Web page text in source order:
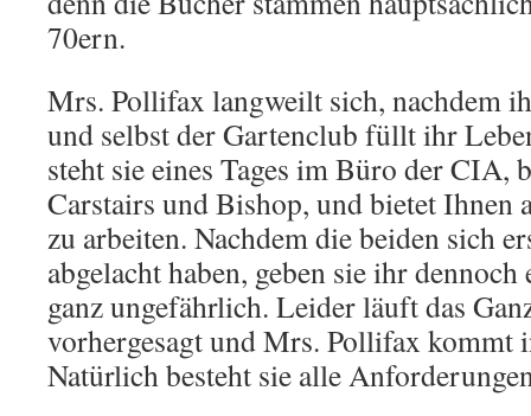
70ern.
Mrs. Pollifax langweilt sich, nachdem
und selbst der Gartenclub füllt ihr
steht sie eines Tages im Büro der CIA,
Carstairs und Bishop, und bietet Ihnen
zu arbeiten. Nachdem die beiden sich
abgelacht haben, geben sie ihr
ganz ungefährlich. Leider läuft das
vorhergesagt und Mrs. Pollifax kommt
Natürlich besteht sie alle